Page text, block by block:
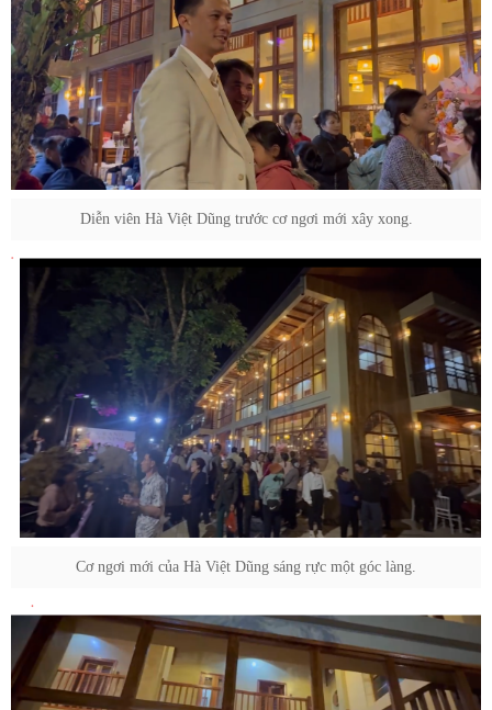
Diễn viên Hà Việt Dũng trước cơ ngơi mới xây xong.
Cơ ngơi mới của Hà Việt Dũng sáng rực một góc làng.